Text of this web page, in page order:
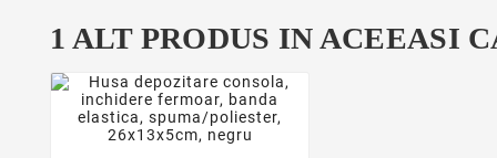

1 ALT PRODUS IN ACEEASI